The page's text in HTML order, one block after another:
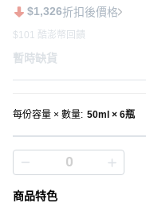
$1,326折扣後價格
$101 酷澎幣回饋
暫時缺貨
每份容量 × 數量: 50ml × 6瓶
商品特色